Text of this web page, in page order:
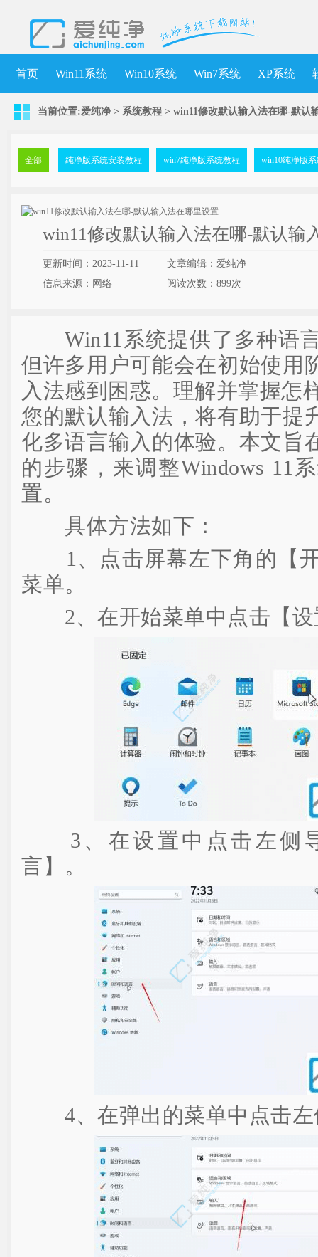
首页 Win11系统 Win10系统 Win7系统 XP系统
当前位置:爱纯净 > 系统教程 > win11修改默认输入法在哪-默认
全部 纯净版系统安装教程 win7纯净版系统教程 win10纯净版
win11修改默认输入法在哪-默认输
更新时间：2023-11-11
文章编辑：爱纯净
信息来源：网络
阅读次数： 899次
Win11系统提供了多种语
但许多用户可能会在初始使用
入法感到困惑。理解并掌握怎
您的默认输入法，将有助于提
化多语言输入的体验。本文旨
的步骤，来调整Windows 11
置。
具体方法如下：
1、点击屏幕左下角的【开
菜单。
2、在开始菜单中点击【设
3、在设置中点击左侧
言】。
4、在弹出的菜单中点击左